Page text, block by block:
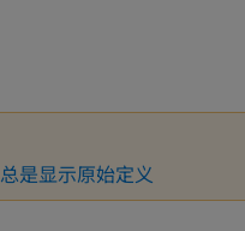
总是显示原始定义